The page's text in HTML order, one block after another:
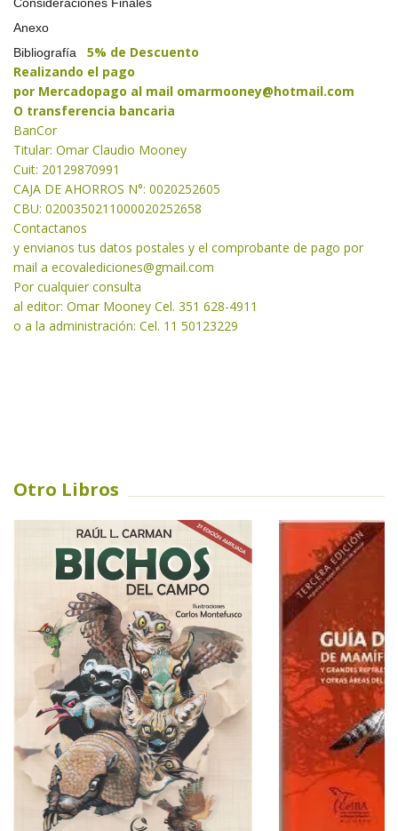
Consideraciones Finales
Anexo
Bibliografía
5% de Descuento
Realizando el pago
por Mercadopago al mail omarmooney@hotmail.com
O transferencia bancaria
BanCor
Titular: Omar Claudio Mooney
Cuit: 20129870991
CAJA DE AHORROS N°: 0020252605
CBU: 0200350211000020252658
Contactanos
y envianos tus datos postales y el comprobante de pago por
mail a ecovalediciones@gmail.com
Por cualquier consulta
al editor: Omar Mooney Cel. 351 628-4911
o a la administración: Cel. 11 50123229
Otro Libros